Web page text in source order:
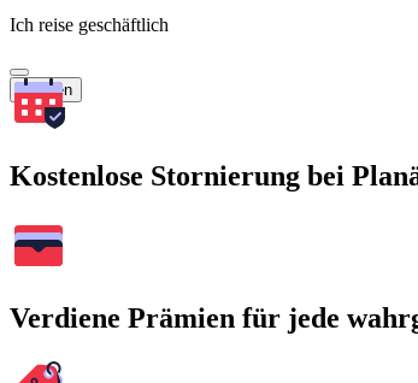
Ich reise geschäftlich
Suchen
Kostenlose Stornierung bei
Verdiene Prämien für jede